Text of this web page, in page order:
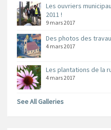
Les ouvriers
2011 !
9 mars 2017
Des photos des
4 mars 2017
Les plantations de la
4 mars 2017
See All Galleries